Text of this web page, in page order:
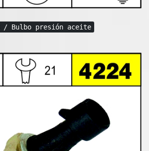
/ Bulbo presión aceite